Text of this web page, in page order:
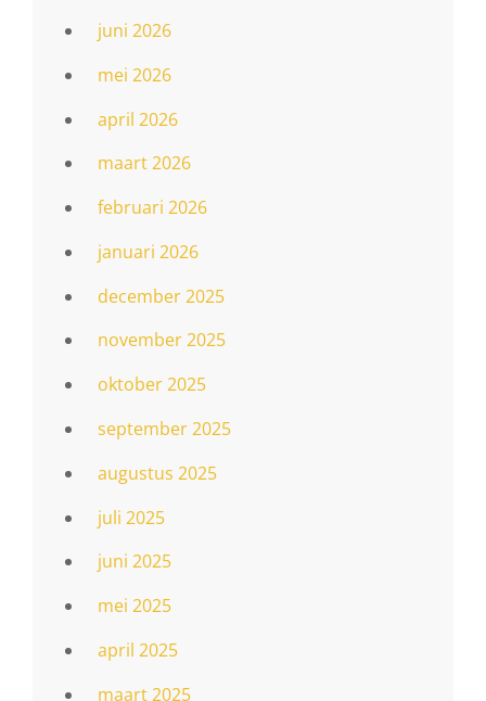
juni 2026
mei 2026
april 2026
maart 2026
februari 2026
januari 2026
december 2025
november 2025
oktober 2025
september 2025
augustus 2025
juli 2025
juni 2025
mei 2025
april 2025
maart 2025